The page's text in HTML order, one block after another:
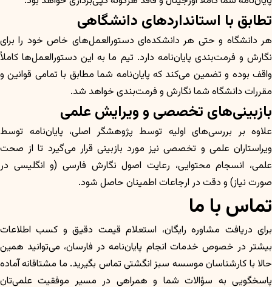
تطابق با استانداردهای دانشگاهی
هر دانشگاه و حتی هر دانشکده‌ای دستورالعمل‌های خاص خود را برای
نگارش و فرمت‌بندی پایان‌نامه دارد. تیم ما به این دستورالعمل‌ها کاملاً
واقف بوده و تضمین می‌کند که پایان‌نامه شما مطابق با تمامی قوانین و
مقررات دانشگاه شما نگارش و فرمت‌بندی خواهد شد.
بازبینی‌های تخصصی و ویرایش علمی
علاوه بر بررسی‌های اولیه توسط پژوهشگر اصلی، پایان‌نامه توسط
ویراستاران علمی و تخصصی نیز مورد بازبینی قرار می‌گیرد تا از صحت
علمی، انسجام محتوایی، رعایت اصول نگارش فارسی (و انگلیسی در
صورت نیاز) و دقت در ارجاعات اطمینان حاصل شود.
تماس با ما
برای دریافت مشاوره رایگان، استعلام قیمت دقیق و کسب اطلاعات
بیشتر در خصوص خدمات انجام پایان‌نامه در فارسان، می‌توانید همین
حالا با کارشناسان موسسه سبز انگشتی تماس بگیرید. ما مشتاقانه آماده
پاسخگویی به سؤالات شما و همراهی در مسیر موفقیت علمی‌تان